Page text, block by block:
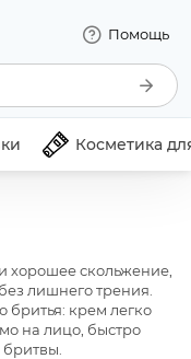
Помощь
Косметика
хорошее скольжение,
лишнего трения.
бритья: крем легко
на лицо, быстро